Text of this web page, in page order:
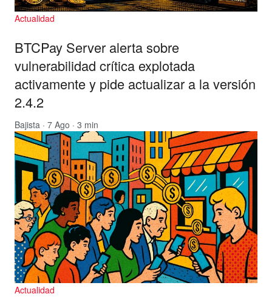
Actualidad
BTCPay Server alerta sobre
vulnerabilidad crítica explotada
activamente y pide actualizar a la versión
2.4.2
Bajista · 7 Ago · 3 min
Actualidad